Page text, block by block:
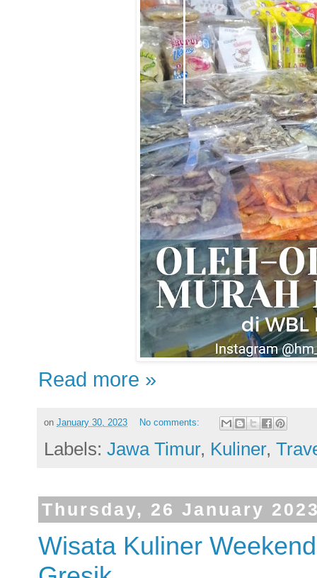
Read more »
on January 30, 2023 No comments:
Labels: Jawa Timur, Kuliner,
Thursday, 26 January
Wisata Kuliner